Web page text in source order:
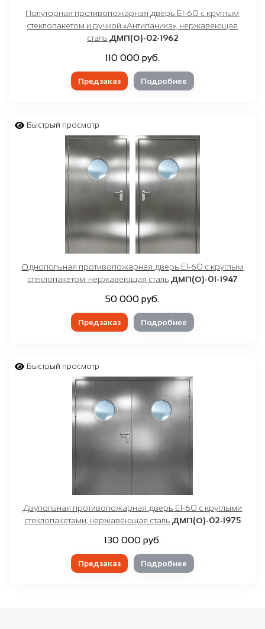
Полуторная противопожарная дверь EI-60 с круглым
стеклопакетом и ручкой «Антипаника», нержавеющая
сталь ДМП(О)-02-1962
110 000 руб.
Предзаказ Подробнее
Быстрый просмотр
Однопольная противопожарная дверь EI-60 с круглым
стеклопакетом, нержавеющая сталь ДМП(О)-01-1947
50 000 руб.
Предзаказ Подробнее
Быстрый просмотр
Двупольная противопожарная дверь EI-60 с круглыми
стеклопакетами, нержавеющая сталь ДМП(О)-02-1975
130 000 руб.
Предзаказ Подробнее